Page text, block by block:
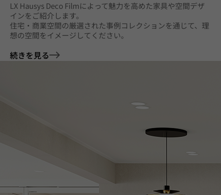
LX Hausys Deco Filmによって魅力を高めた家具や空間デザ
インをご紹介します。
住宅・商業空間の厳選された事例コレクションを通じて、理
想の空間をイメージしてください。
続きを見る